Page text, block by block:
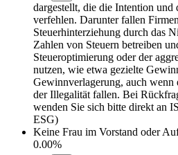
dargestellt, die die Intention und
verfehlen. Darunter fallen
Steuerhinterziehung durch das
Zahlen von Steuern betreiben
Steueroptimierung oder der
nutzen, wie etwa gezielte
Gewinnverlagerung, auch wenn
der Illegalität fallen. Bei
wenden Sie sich bitte direkt an
ESG)
Keine Frau im Vorstand oder
0.00%